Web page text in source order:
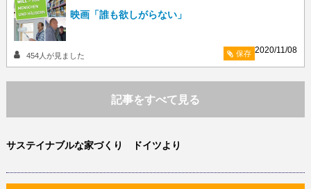
映画「誰も欲しがらない」
2020/11/08
454 人が見ました 保存
記事をすべて見る
サステイナブルな家づくり ドイツより